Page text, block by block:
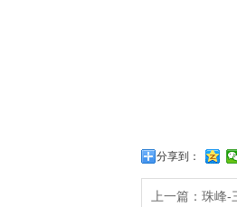
分享到：
上一篇：珠峰-